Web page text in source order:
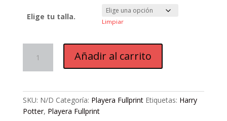
Elige tu talla.
Limpiar
UNIFORME
SLYTHERIN
Añadir al carrito
SKU: N/D Categoría: Playera Fullprint Etiquetas: Harry
Potter, Playera Fullprint